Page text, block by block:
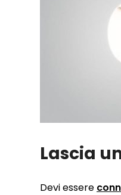
Lascia
Devi essere